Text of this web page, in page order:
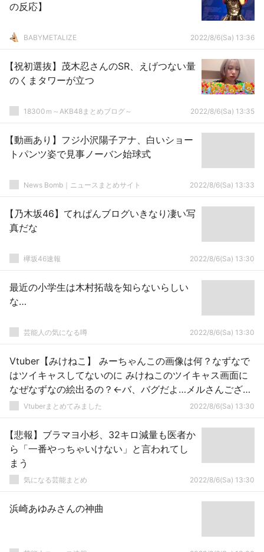
の反応】
BABYMETALIZE 2022/8/6(Sa) 13:36
【祝初選抜】茂木忍さんのSR、えげつない量
のくまタワーが立つ
18300ｍ～AKB48まとめブログ～ 2022/8/6(Sa) 13:35
【動画あり】フジ小沢陽子アナ、白いショー
トパンツ姿で見事ノーバン始球式
News Bomb｜ニュースまとめサイト 2022/8/6(Sa) 13:33
【乃木坂46】てれぱんブログいきなり凄い写
真だな
欅坂46速報 2022/8/6(Sa) 13:30
最近の小学生は木村拓哉を知らないらしい
な…
芸能人の気になる噂 2022/8/6(Sa) 13:30
Vtuber【みけねこ】 みーちゃんこの画像は何？なずなで
はツイキャスしてないのに みけねこのツイキャス画面に
なぜなずなの絵出るの？←バ、バグだよ…メルさんござる
のコラボも別の人のとこで使われたし
Vtuberまとめてみました 2022/8/6(Sa) 13:30
【悲報】ブラマヨ小杉、32キロ減量も医者か
ら「一番やっちゃいけない」と言われてし
まう
気になる芸能まとめ 2022/8/6(Sa) 13:30
浜崎あゆみさんの神曲